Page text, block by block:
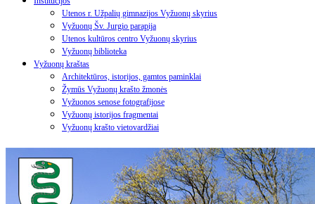
Utenos r. Užpalių gimnazijos Vyžuonų skyrius
Vyžuonų Šv. Jurgio parapija
Utenos kultūros centro Vyžuonų skyrius
Vyžuonų biblioteka
Vyžuonų kraštas
Architektūros, istorijos, gamtos paminklai
Žymūs Vyžuonų krašto žmonės
Vyžuonos senose fotografijose
Vyžuonų istorijos fragmentai
Vyžuonų krašto vietovardžiai